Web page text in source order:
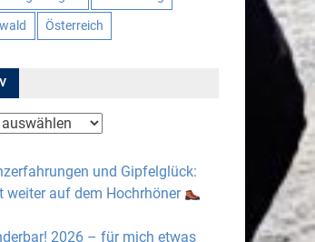
Österreich
und Gipfelglück:
weiter auf dem Hochrhöner
2026 – für mich etwas